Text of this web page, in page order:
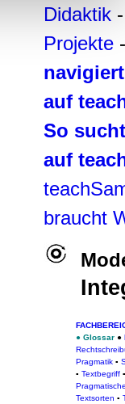
Didaktik -
Projekte
auf
So
auf
braucht
● Glossar ●
Pragmatik ▪
▪ Textbegriff
Textsorten ▪